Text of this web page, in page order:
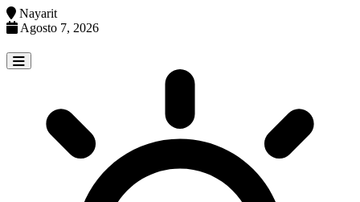
Nayarit
Agosto 7, 2026
to
content